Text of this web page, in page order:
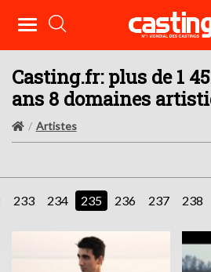
Casting.fr: plus de 1
ans 8 domaines
Artistes
233 234 235 236 237 238